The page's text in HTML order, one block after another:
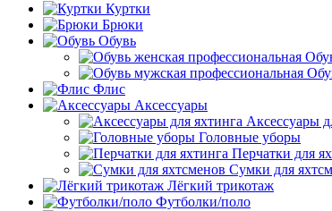
Куртки
Брюки
Обувь
Флис
Аксессуары
Аксессуары
Головные уборы
Перчатки для
Сумки для
Лёгкий трикотаж
Футболки/поло